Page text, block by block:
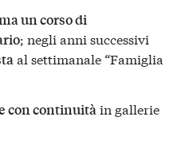
un corso di
; negli anni successivi
al settimanale “Famiglia
con continuitàin gallerie